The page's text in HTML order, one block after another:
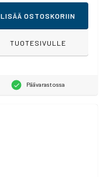
LISÄÄ OSTOSKORIIN
TUOTESIVULLE
Päävarastossa